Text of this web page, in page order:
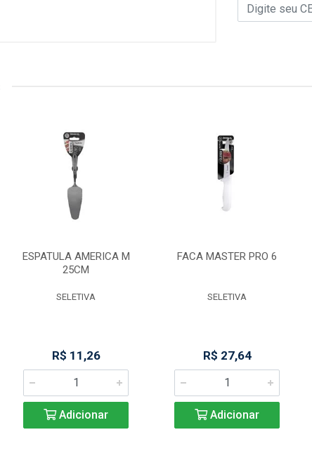
ESPATULA AMERICA M
25CM
SELETIVA
R$ 11,26
Adicionar
FACA MASTER PRO 6
SELETIVA
R$ 27,64
Adicionar